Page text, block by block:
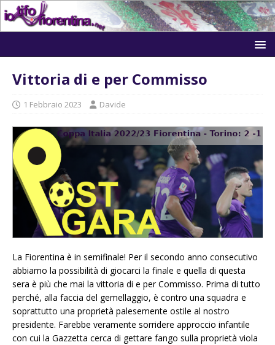
Vittoria di e per Commisso
1 Febbraio 2023 Davide
La Fiorentina è in semifinale! Per il secondo anno consecutivo
abbiamo la possibilità di giocarci la finale e quella di questa
sera è più che mai la vittoria di e per Commisso. Prima di tutto
perché, alla faccia del gemellaggio, è contro una squadra e
soprattutto una proprietà palesemente ostile al nostro
presidente. Farebbe veramente sorridere approccio infantile
con cui la Gazzetta cerca di gettare fango sulla proprietà viola